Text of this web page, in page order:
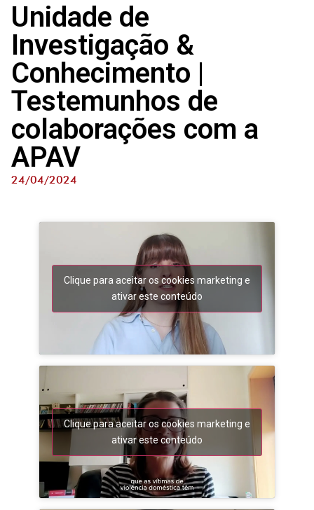
Unidade de
Investigação &
Conhecimento |
Testemunhos de
colaborações com a
APAV
24/04/2024
Clique para aceitar os cookies marketing e
ativar este conteúdo
Clique para aceitar os cookies marketing e
ativar este conteúdo